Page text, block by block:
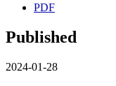
PDF
Published
2024-01-28